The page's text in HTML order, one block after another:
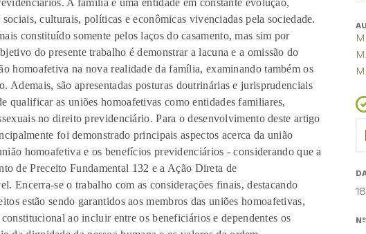
A família é uma entidade em constante evolução,
culturais, políticas e econômicas vivenciadas pela sociedade.
constituído somente pelos laços do casamento, mas sim por
do presente trabalho é demonstrar a lacuna e a omissão do
homoafetiva na nova realidade da família, examinando também os
Ademais, são apresentadas posturas doutrinárias e jurisprudenciais
qualificar as uniões homoafetivas como entidades familiares,
no direito previdenciário. Para o desenvolvimento deste artigo
foi demonstrado principais aspectos acerca da união
homoafetiva e os benefícios previdenciários - considerando que a
de Preceito Fundamental 132 e a Ação Direta de
Encerra-se o trabalho com as considerações finais, destacando
estão sendo garantidos aos membros das uniões homoafetivas,
ao incluir entre os beneficiários e dependentes os